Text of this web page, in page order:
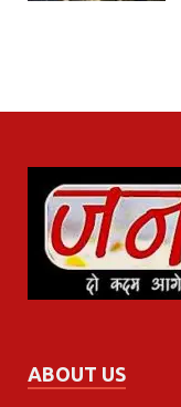
ABOUT US